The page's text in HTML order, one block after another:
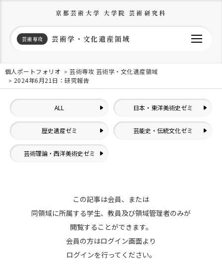
京都芸術大学 大学院 芸術研究科
芸術専攻 芸術学・文化遺産領域
個人ポートフォリオ
芸術専攻 芸術学・文化遺産領域
2024年6月21日：研究報告
ALL 日本・東洋美術史ゼミ
歴史遺産ゼミ 芸能史・伝統文化ゼミ
芸術理論・西洋美術史ゼミ
この記事は会員、または
同領域に所属する学生、教員及び領域管理者のみが
閲覧することができます。
会員の方はログイン画面より
ログインを行ってください。